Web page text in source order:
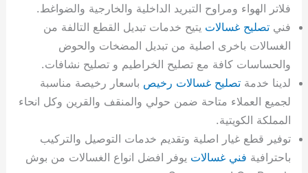
فلاتر الهواء ومراوح التبريد الداخلية والخارجية والضواغط.
فنيتصليح غسالات يتيح خدمات تبديل القطع التالفة من
الغسالات باخرى اصلية من تبديل المضخات والحوض
والحساسات كافة مع تصليح الخراطيم و تصليح نشافات.
لدينا خدمةتصليح غسالات رخيص باسعار رخيصة مناسبة
لجميع العملاء متاحة ضمن حولي والمنقف والقرين وكل انحاء
المملكة الكويتية.
توفير قطع غيار اصلية وتقديم خدمات التوصيل والتركيب
باحترافية فني غسالات يوفر افضل انواع الغسالات من بوش